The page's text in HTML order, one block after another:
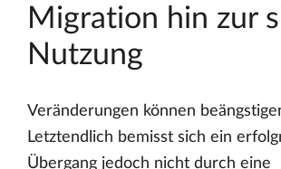
Migration hin zur
Nutzung
Veränderungen können
Letztendlich bemisst sich ein
Übergang jedoch nicht durch eine